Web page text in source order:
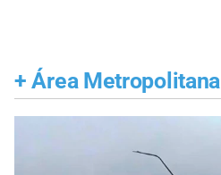
+ Área Metropolitana